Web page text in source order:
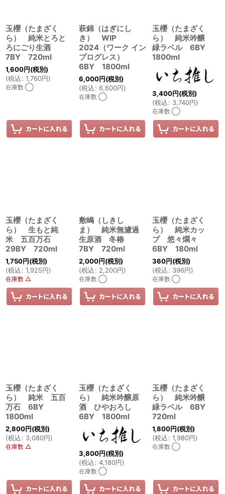
玉櫻（たまざく
ら） 純米とろと
ろにごり生酒
7BY 720ml
1,600円(税別)
(税込: 1,760円)
在庫数 ◯
萩錦（はぎにし
き） WIP
2024（ワーク イン
プログレス）
6BY 1800ml
6,000円(税別)
(税込: 6,600円)
在庫数 ◯
玉櫻（たまざく
ら） 純米吟醸
緑ラベル 6BY
1800ml
3,400円(税別)
(税込: 3,740円)
在庫数 ◯
玉櫻（たまざく
ら） 生もと純
米 五百万石
29BY 720ml
1,750円(税別)
(税込: 1,925円)
在庫数 △
敷嶋（しきし
ま） 純米無濾過
生原酒 冬椿
7BY 720ml
2,000円(税別)
(税込: 2,200円)
在庫数 ◯
玉櫻（たまざく
ら） 純米カッ
プ 悠々燗々
6BY 180ml
360円(税別)
(税込: 396円)
在庫数 ◯
玉櫻（たまざく
ら） 純米 五百
万石 6BY
1800ml
2,800円(税別)
(税込: 3,080円)
在庫数 △
玉櫻（たまざく
ら） 純米吟醸原
酒 ひやおろし
6BY 1800ml
3,800円(税別)
(税込: 4,180円)
在庫数 ◯
玉櫻（たまざく
ら） 純米吟醸
緑ラベル 6BY
720ml
1,800円(税別)
(税込: 1,980円)
在庫数 ◯